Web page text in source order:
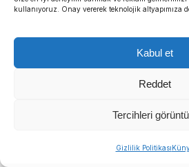
kullanıyoruz. Onay vererek teknolojik altyapımıza
Kabul et
Reddet
Tercihleri
Gizlilik Politikası
Gündem